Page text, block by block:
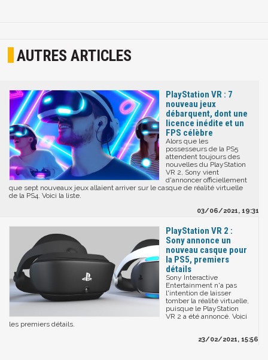
AUTRES ARTICLES
PlayStation VR : 7
nouveau jeux
débarquent, dont une
licence inédite et un
FPS célèbre
Alors que les
possesseurs de la PS5
attendent toujours des
nouvelles du PlayStation
VR 2, Sony vient
d'annoncer officiellement
que sept nouveaux jeux allaient arriver sur le casque de réalité virtuelle
de la PS4. Voici la liste.
03/06/2021, 19:31
PlayStation VR 2 :
Sony annonce un
nouveau casque pour
la PS5, premiers
détails
Sony Interactive
Entertainment n'a pas
l'intention de laisser
tomber la réalité virtuelle,
puisque le PlayStation
VR 2 a été annoncé. Voici
les premiers détails.
23/02/2021, 15:56